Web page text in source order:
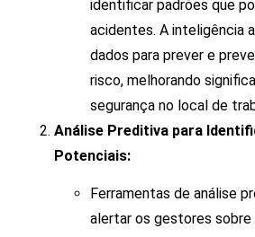
identificar padrões que
acidentes. A inteligência
dados para prever e
risco, melhorando
segurança no local de
Análise Preditiva para
Potenciais:
Ferramentas de análise
alertar os gestores